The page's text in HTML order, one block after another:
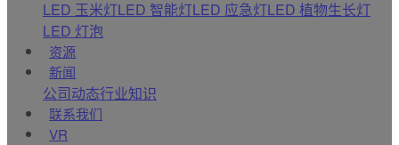
LED 玉米灯LED 智能灯LED 应急灯LED 植物生长灯
LED 灯泡
资源
新闻
公司动态行业知识
联系我们
VR